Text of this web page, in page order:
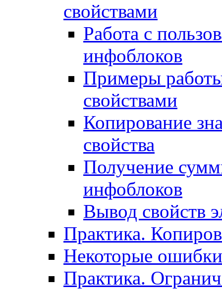
свойствами
Работа с
инфоблоков
Примеры
свойствами
Копирование
свойства
Получение
инфоблоков
Вывод свойств
Практика.
Некоторые
Практика.